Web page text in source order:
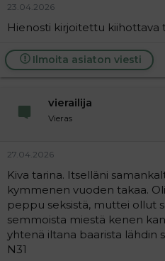
23.04.2026
Hienosti kirjoitettu kiihottava
Ilmoita asiaton viesti
vierailija
Vieras
27.04.2026
Kiva tarina. Itselläni
kymmenen vuoden takaa.
peppu seksistä, muttei ollut
semmoista miestä kenen
yhtenä iltana baarista lähdin
N31